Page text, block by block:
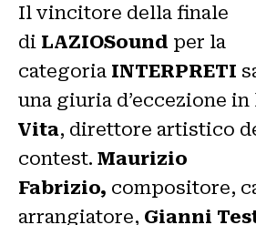
Il vincitore della finale
di LAZIOSound per la
categoria INTERPRETI
una giuria d’eccezione in
Vita, direttore artistico
contest. Maurizio
Fabrizio, compositore,
arrangiatore, Gianni